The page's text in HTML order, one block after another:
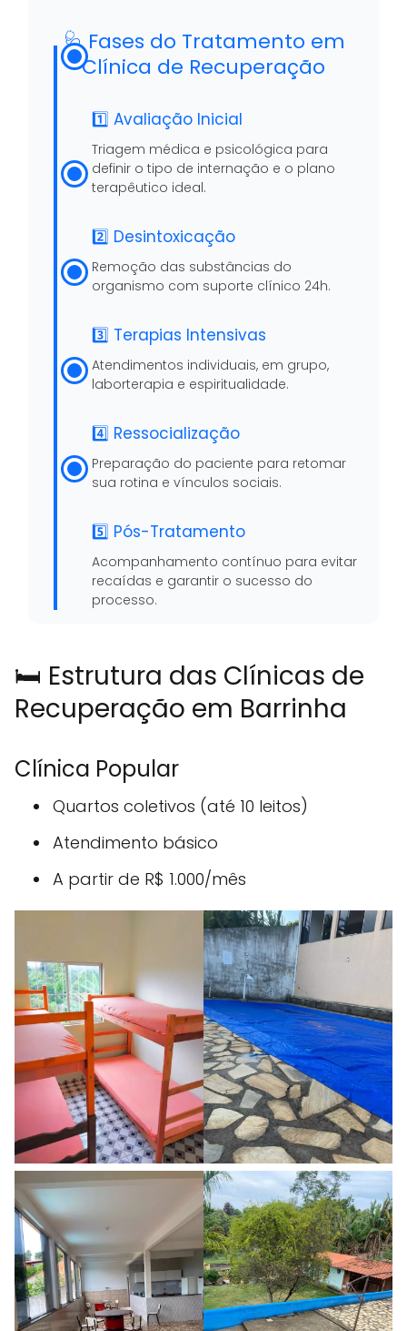
🩺 Fases do Tratamento em
Clínica de Recuperação
1️⃣ Avaliação Inicial
Triagem médica e psicológica para
definir o tipo de internação e o plano
terapêutico ideal.
2️⃣ Desintoxicação
Remoção das substâncias do
organismo com suporte clínico 24h.
3️⃣ Terapias Intensivas
Atendimentos individuais, em grupo,
laborterapia e espiritualidade.
4️⃣ Ressocialização
Preparação do paciente para retomar
sua rotina e vínculos sociais.
5️⃣ Pós-Tratamento
Acompanhamento contínuo para evitar
recaídas e garantir o sucesso do
processo.
🛏️ Estrutura das Clínicas de
Recuperação em Barrinha
Clínica Popular
Quartos coletivos (até 10 leitos)
Atendimento básico
A partir de R$ 1.000/mês